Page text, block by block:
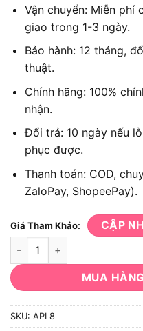
Vận chuyển: Miễn
giao trong 1-3 ngày.
Bảo hành: 12 tháng,
thuật.
Chính hãng: 100%
nhận.
Đổi trả: 10 ngày nếu
phục được.
Thanh toán: COD,
ZaloPay, ShopeePay).
Giá Tham Khảo: CẬP
Máy bắn vít DCA APL8 số
MUA
SKU: APL8